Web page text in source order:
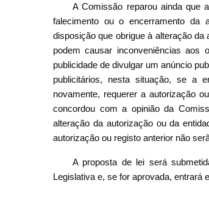
A Comissão reparou ainda que
falecimento ou o encerramento da
disposição que obrigue à alteração
podem causar inconveniências aos
publicidade de divulgar um anúncio
publicitários, nesta situação, se a
novamente, requerer a autorização
concordou com a opinião da
alteração da autorização ou da
autorização ou registo anterior não
A proposta de lei será
Legislativa e, se for aprovada, entrará